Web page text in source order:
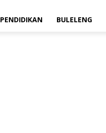
PENDIDIKAN BULELENG